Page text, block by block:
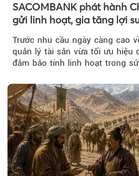
SACOMBANK phát hành
gửi linh hoạt, gia tăng lợi
nguồn vốn cho khách hàng
Trước nhu cầu ngày càng cao
quản lý tài sản vừa tối ưu hiệu
đảm bảo tính linh hoạt trong